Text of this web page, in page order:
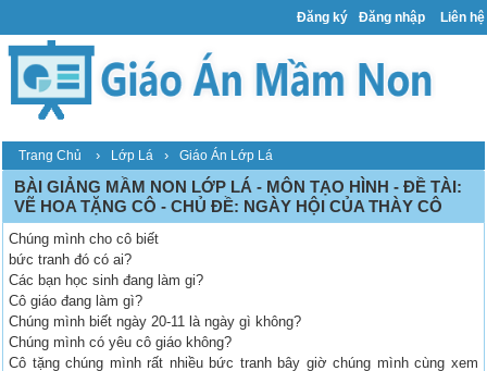
Đăng ký Đăng nhập Liên hệ
Trang Chủ › Lớp Lá › Giáo Án Lớp Lá
BÀI GIẢNG MẦM NON LỚP LÁ - MÔN TẠO HÌNH - ĐỀ TÀI:
VẼ HOA TẶNG CÔ - CHỦ ĐỀ: NGÀY HỘI CỦA THÀY CÔ
Chúng mình cho cô biết
bức tranh đó có ai?
Các bạn học sinh đang làm gi?
Cô giáo đang làm gì?
Chúng mình biết ngày 20-11 là ngày gì không?
Chúng mình có yêu cô giáo không?
Cô tặng chúng mình rất nhiều bức tranh bây giờ chúng mình cùng xem